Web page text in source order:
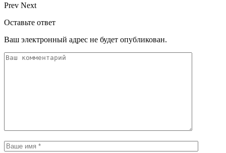
Prev Next
Оставьте ответ
Ваш электронный адрес не будет опубликован.